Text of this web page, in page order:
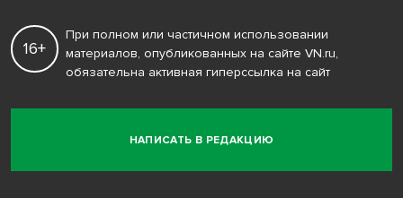
НАПИСАТЬ В РЕДАКЦИЮ
16+
При полном или частичном использовании
материалов, опубликованных на сайте VN.ru,
обязательна активная гиперссылка на сайт